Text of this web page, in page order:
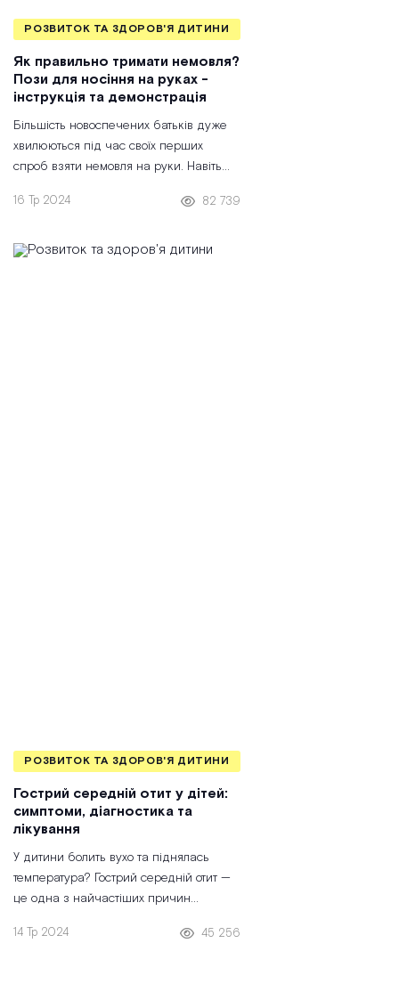
РОЗВИТОК ТА ЗДОРОВ'Я ДИТИНИ
Як правильно тримати немовля?
Пози для носіння на руках -
інструкція та демонстрація
Більшість новоспечених батьків дуже
хвилюються під час своїх перших
спроб взяти немовля на руки. Навіть
дитина, часто забувають, як носили
16 Тр 2024 82 739
РОЗВИТОК ТА ЗДОРОВ'Я ДИТИНИ
Гострий середній отит у дітей:
симптоми, діагностика та
лікування
У дитини болить вухо та піднялась
температура? Гострий середній отит —
це одна з найчастіших причин
Таке захворювання може виникати, як
14 Тр 2024 45 256